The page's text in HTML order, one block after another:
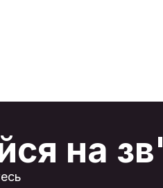
коридор стикається із
зумовлено об’єднанням
Європейського Союзу та
держав, його довгострокова
залежить від подолання
обмежень, складної
на